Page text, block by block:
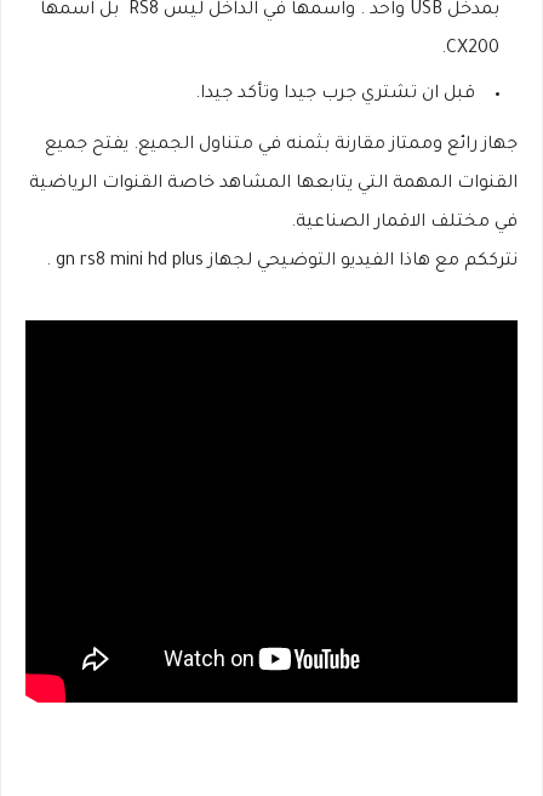
بمدخل USB واحد . واسمها في الداخل ليس RS8 بل اسمها
CX200.
قبل ان تشتري جرب جيدا وتأكد جيدا.
جهاز رائع وممتاز مقارنة بثمنه في متناول الجميع. يفتح جميع
القنوات المهمة التي يتابعها المشاهد خاصة القنوات الرياضية
في مختلف الاقمار الصناعية.
نترككم مع هاذا الفيديو التوضيحي لجهاز gn rs8 mini hd plus .